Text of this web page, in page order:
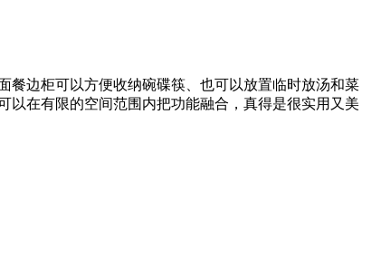
餐边柜可以方便收纳碗碟筷、也可以放置临时放汤和菜
以在有限的空间范围内把功能融合，真得是很实用又美